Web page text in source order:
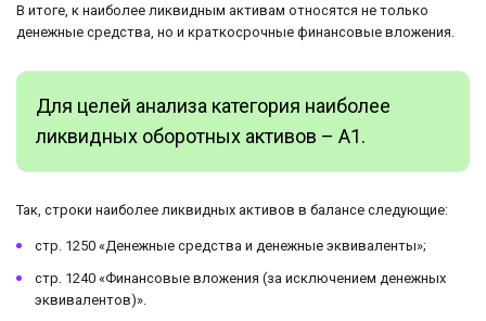
В итоге, к наиболее ликвидным активам относятся не только
денежные средства, но и краткосрочные финансовые вложения.
Для целей анализа категория наиболее
ликвидных оборотных активов – А1.
Так, строки наиболее ликвидных активов в балансе следующие:
стр. 1250 «Денежные средства и денежные эквиваленты»;
стр. 1240 «Финансовые вложения (за исключением денежных
эквивалентов)».